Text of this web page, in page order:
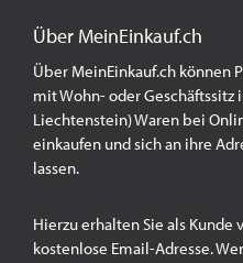
Über MeinEinkauf.ch
Über MeinEinkauf.ch können
mit Wohn- oder Geschäftssitz
Liechtenstein) Waren bei
einkaufen und sich an ihre
lassen.
Hierzu erhalten Sie als Kunde
kostenlose Email-Adresse.